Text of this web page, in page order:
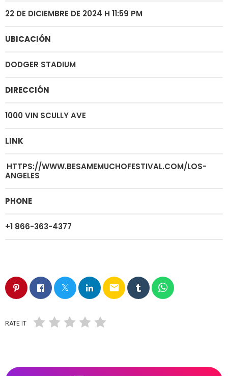
22 DE DICIEMBRE DE 2024 H 11:59 PM
UBICACIÓN
DODGER STADIUM
DIRECCIÓN
1000 VIN SCULLY AVE
LINK
HTTPS://WWW.BESAMEMUCHOFESTIVAL.COM/LOS-
ANGELES
PHONE
+1 866-363-4377
email
RATE IT